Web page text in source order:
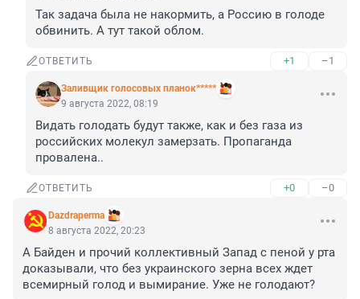
Так задача была не накормить, а Россию в голоде
обвинить. А тут такой облом.
ОТВЕТИТЬ +1 –1
Заливщик голосовых планок*****
9 августа 2022, 08:19
Видать голодать будут также, как и без газа из
российских молекул замерзать. Пропаганда
провалена..
ОТВЕТИТЬ +0 –0
Dazdraperma
8 августа 2022, 20:23
А Байден и прочий коллективный Запад с пеной у рта
доказывали, что без украинского зерна всех ждет
всемирный голод и вымирание. Уже не голодают?